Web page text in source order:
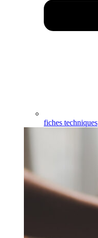
fiches techniques